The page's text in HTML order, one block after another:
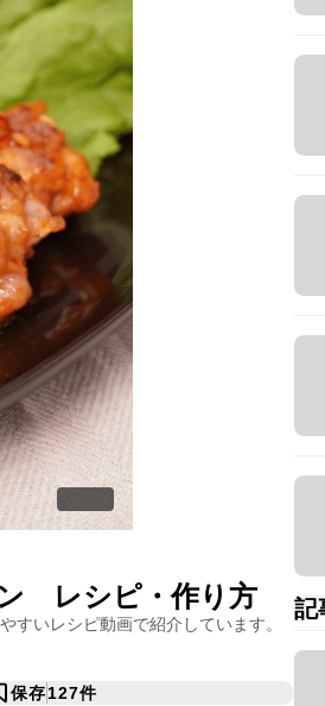
レシピ・作り方
すいレシピ動画で紹介しています。
保存127件
記